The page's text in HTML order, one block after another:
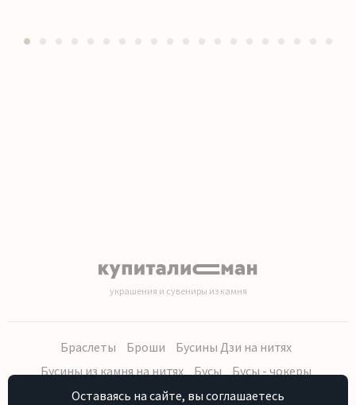
украшения и сувениры из камня
Браслеты Броши
Бусины Дзи на нитях
Бусины из камня на нитях
Бусы
Бусы - чокеры
Кольца, серьги
Кулоны Наборы (бусы, браслет, серьги)
Оставаясь на сайте, вы соглашаетесь